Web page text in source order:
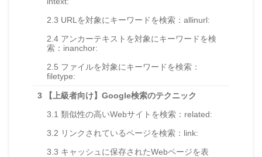
2.3 URLを対象にキーワードを検索：allinurl:
2.4 アンカーテキストを対象にキーワードを検
索：inanchor:
2.5 ファイルを対象にキーワードを検索：
filetype:
3 【上級者向け】Google検索のテクニック
3.1 類似性の高いWebサイトを検索：related:
3.2 リンクされているページを検索：link:
3.3 キャッシュに保存されたWebページを表